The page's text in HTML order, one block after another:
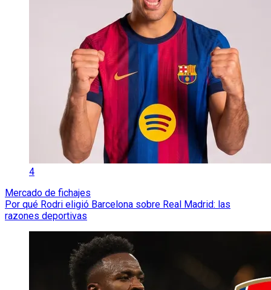
4
Mercado de fichajes
Por qué Rodri eligió Barcelona sobre Real Madrid: las
razones deportivas